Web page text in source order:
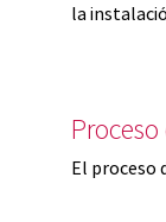
la
El proceso